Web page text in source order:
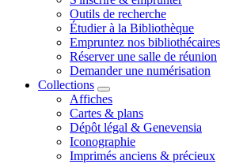
Outils de recherche
Étudier à la Bibliothèque
Empruntez nos bibliothécaires
Réserver une salle de réunion
Demander une numérisation
Collections
Affiches
Cartes & plans
Dépôt légal & Genevensia
Iconographie
Imprimés anciens & précieux